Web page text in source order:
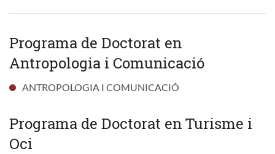
Programa de Doctorat en
Antropologia i Comunicació
ANTROPOLOGIA I COMUNICACIÓ
Programa de Doctorat en Turisme i
Oci